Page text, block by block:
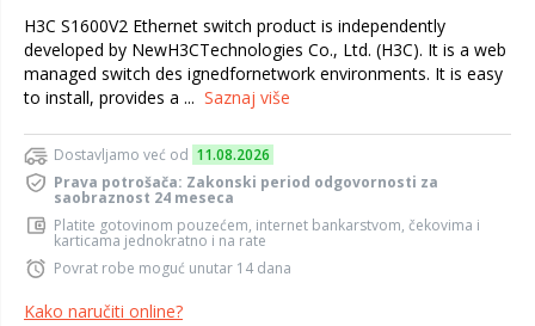
H3C S1600V2 Ethernet switch product is independently
developed by NewH3CTechnologies Co., Ltd. (H3C). It is a web
managed switch des ignedfornetwork environments. It is easy
to install, provides a ... Saznaj više
Dostavljamo već od 11.08.2026
Prava potrošača: Zakonski period odgovornosti za
saobraznost 24 meseca
Platite gotovinom pouzećem, internet bankarstvom, čekovima i
karticama jednokratno i na rate
Povrat robe moguć unutar 14 dana
Kako naručiti online?